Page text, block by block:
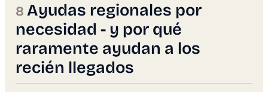
Ayudas regionales por
necesidad - y por qué
raramente ayudan a los
recién llegados